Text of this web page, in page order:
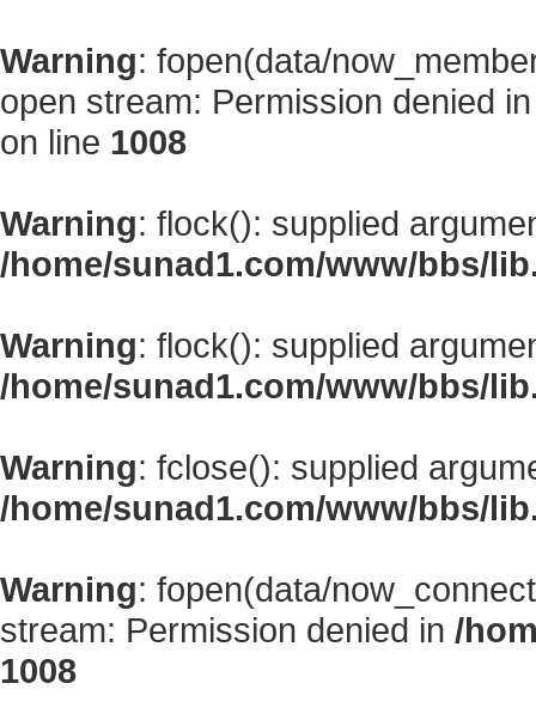
Warning: fopen(data/
open stream: Permission denied
on line 1008
Warning: flock(): supplied
/home/sunad1.com/www/bbs/
Warning: flock(): supplied
/home/sunad1.com/www/bbs/
Warning: fclose(): supplied
/home/sunad1.com/www/bbs/
Warning: fopen(data/
stream: Permission denied in /
1008